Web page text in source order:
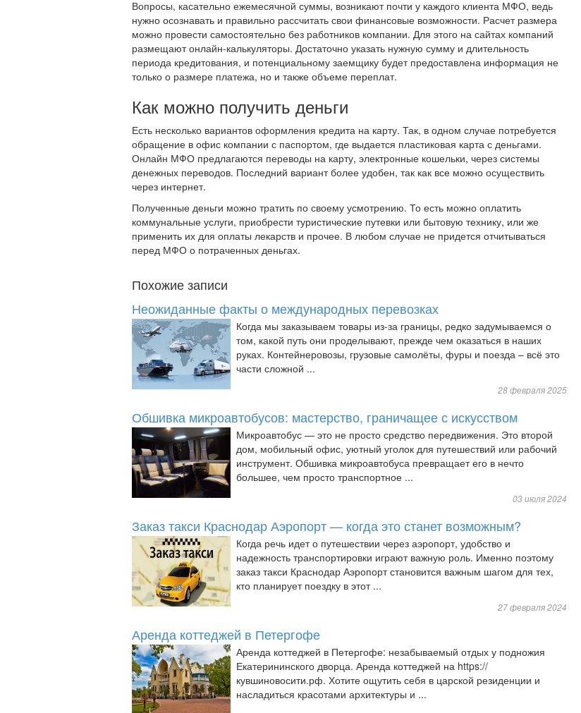
Вопросы, касательно ежемесячной суммы, возникают почти у каждого клиента МФО, ведь
нужно осознавать и правильно рассчитать свои финансовые возможности. Расчет размера
можно провести самостоятельно без работников компании. Для этого на сайтах компаний
размещают онлайн-калькуляторы. Достаточно указать нужную сумму и длительность
периода кредитования, и потенциальному заемщику будет предоставлена информация не
только о размере платежа, но и также объеме переплат.
Как можно получить деньги
Есть несколько вариантов оформления кредита на карту. Так, в одном случае потребуется
обращение в офис компании с паспортом, где выдается пластиковая карта с деньгами.
Онлайн МФО предлагаются переводы на карту, электронные кошельки, через системы
денежных переводов. Последний вариант более удобен, так как все можно осуществить
через интернет.
Полученные деньги можно тратить по своему усмотрению. То есть можно оплатить
коммунальные услуги, приобрести туристические путевки или бытовую технику, или же
применить их для оплаты лекарств и прочее. В любом случае не придется отчитываться
перед МФО о потраченных деньгах.
Похожие записи
Неожиданные факты о международных перевозках
Когда мы заказываем товары из-за границы, редко задумываемся о
том, какой путь они проделывают, прежде чем оказаться в наших
руках. Контейнеровозы, грузовые самолёты, фуры и поезда – всё это
части сложной ...
28 февраля 2025
Обшивка микроавтобусов: мастерство, граничащее с искусством
Микроавтобус — это не просто средство передвижения. Это второй
дом, мобильный офис, уютный уголок для путешествий или рабочий
инструмент. Обшивка микроавтобуса превращает его в нечто
большее, чем просто транспортное ...
03 июля 2024
Заказ такси Краснодар Аэропорт — когда это станет возможным?
Когда речь идет о путешествии через аэропорт, удобство и
надежность транспортировки играют важную роль. Именно поэтому
заказ такси Краснодар Аэропорт становится важным шагом для тех,
кто планирует поездку в этот ...
27 февраля 2024
Аренда коттеджей в Петергофе
Аренда коттеджей в Петергофе: незабываемый отдых у подножия
Екатерининского дворца. Аренда коттеджей на https://
кувшиновосити.рф. Хотите ощутить себя в царской резиденции и
насладиться красотами архитектуры и ...